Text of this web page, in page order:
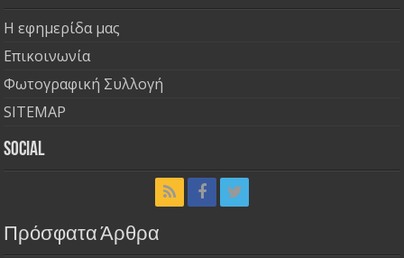
Η εφημερίδα μας
Επικοινωνία
Φωτογραφική Συλλογή
SITEMAP
Social
Πρόσφατα Άρθρα